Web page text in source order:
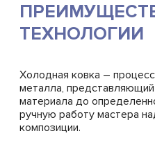
ТЕХНОЛОГИИ
Холодная ковка –
металла,
материала до
ручную работу мастера
композиции.